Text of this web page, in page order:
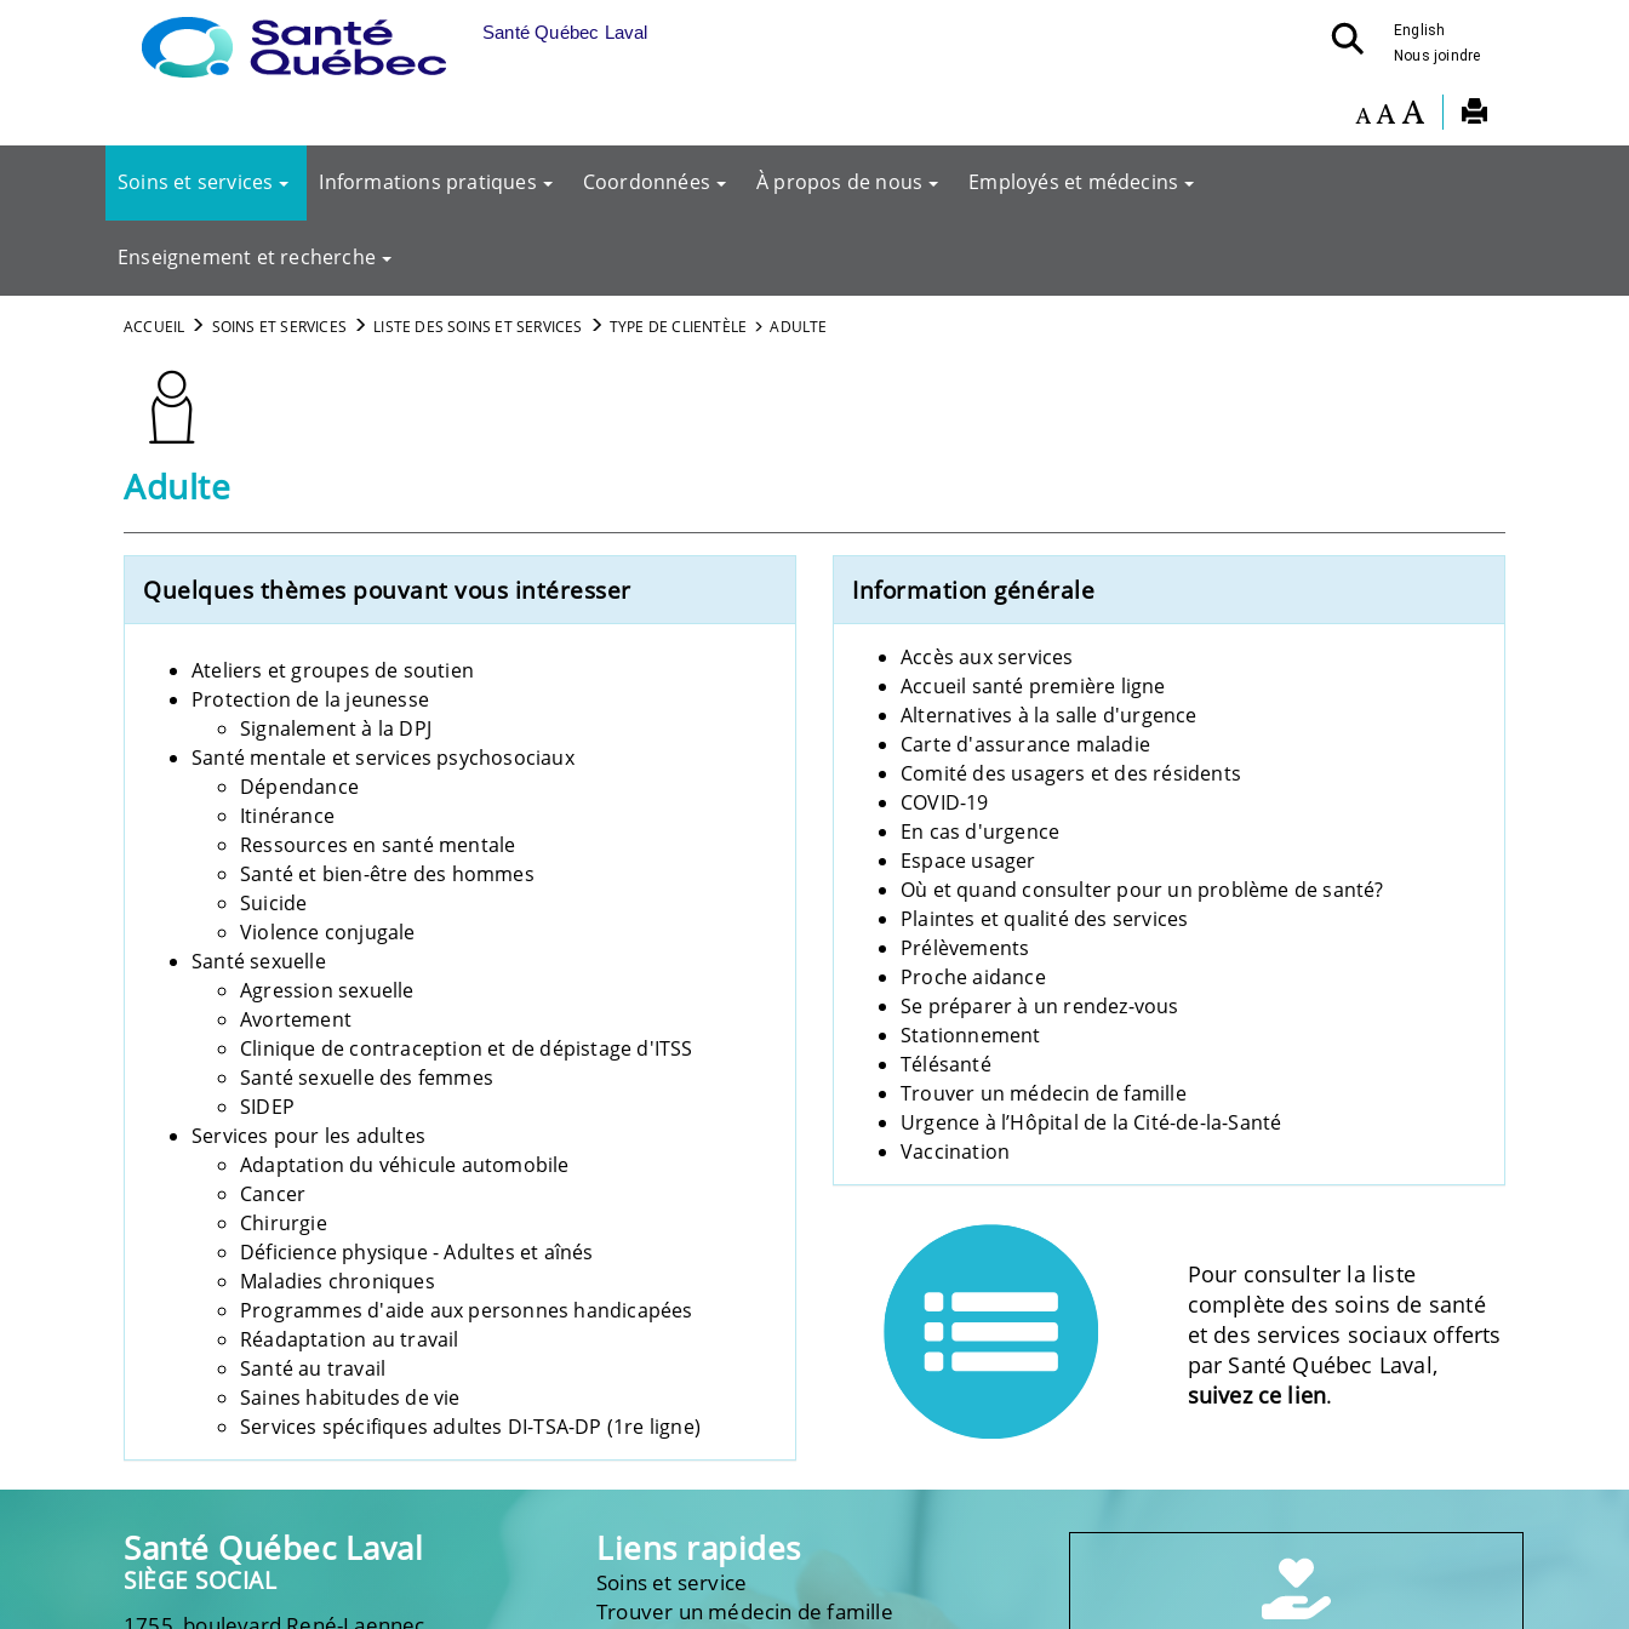
Aller au menu principal
English
Nous joindre
Santé Québec Laval
Soins et services Informations pratiques Coordonnées À propos de nous Employés et médecins
Enseignement et recherche
ACCUEIL SOINS ET SERVICES LISTE DES SOINS ET SERVICES TYPE DE CLIENTÈLE ADULTE
Adulte
Quelques thèmes pouvant vous intéresser
Ateliers et groupes de soutien
Protection de la jeunesse
Signalement à la DPJ
Santé mentale et services psychosociaux
Dépendance
Itinérance
Ressources en santé mentale
Santé et bien-être des hommes
Suicide
Violence conjugale
Santé sexuelle
Agression sexuelle
Avortement
Clinique de contraception et de dépistage d'ITSS
Santé sexuelle des femmes
SIDEP
Services pour les adultes
Adaptation du véhicule automobile
Cancer
Chirurgie
Déficience physique - Adultes et aînés
Maladies chroniques
Programmes d'aide aux personnes handicapées
Réadaptation au travail
Santé au travail
Saines habitudes de vie
Services spécifiques adultes DI-TSA-DP (1re ligne)
Information générale
Accès aux services
Accueil santé première ligne
Alternatives à la salle d'urgence
Carte d'assurance maladie
Comité des usagers et des résidents
COVID-19
En cas d'urgence
Espace usager
Où et quand consulter pour un problème de santé?
Plaintes et qualité des services
Prélèvements
Proche aidance
Se préparer à un rendez-vous
Stationnement
Télésanté
Trouver un médecin de famille
Urgence à l’Hôpital de la Cité-de-la-Santé
Vaccination
Pour consulter la liste
complète des soins de santé
et des services sociaux offerts
par Santé Québec Laval,
suivez ce lien.
Santé Québec Laval
SIÈGE SOCIAL
Liens rapides
Soins et service
Trouver un médecin de famille